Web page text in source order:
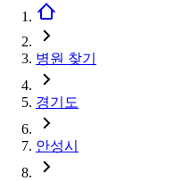
병원 찾기
경기도
안성시